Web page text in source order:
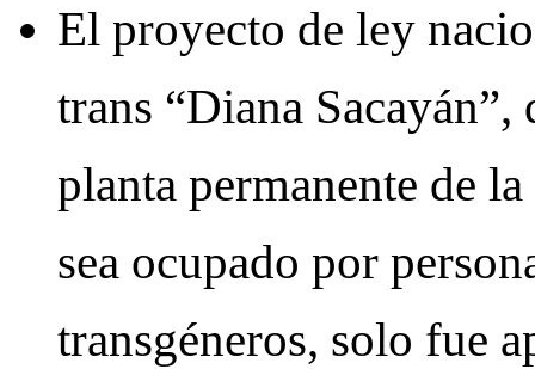
El proyecto de ley
trans “Diana
planta permanente de
sea ocupado por
transgéneros, solo fue